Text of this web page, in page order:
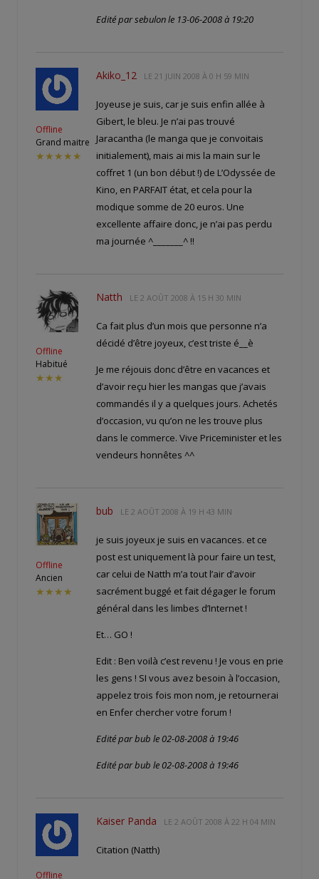
Edité par sebulon le 13-06-2008 à 19:20
Offline
Grand maitre
★★★★★
Akiko_12 LE 21 JUIN 2008 À 0 H 59 MIN
Joyeuse je suis, car je suis enfin allée à
Gibert, le bleu. Je n’ai pas trouvé
Jaracantha (le manga que je convoitais
initialement), mais ai mis la main sur le
coffret 1 (un bon début !) de L’Odyssée de
Kino, en PARFAIT état, et cela pour la
modique somme de 20 euros. Une
excellente affaire donc, je n’ai pas perdu
ma journée ^_______^ !!
Offline
Habitué
★★★
Natth LE 2 AOÛT 2008 À 15 H 30 MIN
Ca fait plus d’un mois que personne n’a
décidé d’être joyeux, c’est triste é__è
Je me réjouis donc d’être en vacances et
d’avoir reçu hier les mangas que j’avais
commandés il y a quelques jours. Achetés
d’occasion, vu qu’on ne les trouve plus
dans le commerce. Vive Priceminister et les
vendeurs honnêtes ^^
Offline
Ancien
★★★★
bub LE 2 AOÛT 2008 À 19 H 43 MIN
je suis joyeux je suis en vacances. et ce
post est uniquement là pour faire un test,
car celui de Natth m’a tout l’air d’avoir
sacrément buggé et fait dégager le forum
général dans les limbes d’Internet !
Et… GO !
Edit : Ben voilà c’est revenu ! Je vous en prie
les gens ! SI vous avez besoin à l’occasion,
appelez trois fois mon nom, je retournerai
en Enfer chercher votre forum !
Edité par bub le 02-08-2008 à 19:46
Edité par bub le 02-08-2008 à 19:46
Offline
Kaiser Panda LE 2 AOÛT 2008 À 22 H 04 MIN
Citation (Natth)